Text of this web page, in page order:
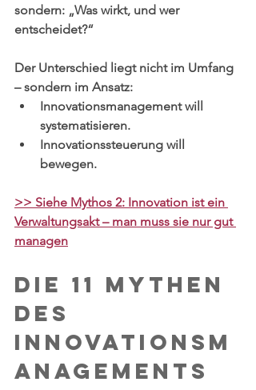
sondern: „Was wirkt, und wer
entscheidet?“
Der Unterschied liegt nicht im Umfang
– sondern im Ansatz:
Innovationsmanagement will
systematisieren.
Innovationssteuerung will
bewegen.
>> Siehe Mythos 2: Innovation ist ein
Verwaltungsakt – man muss sie nur gut
managen
Die 11 Mythen
des
Innovationsm
anagements